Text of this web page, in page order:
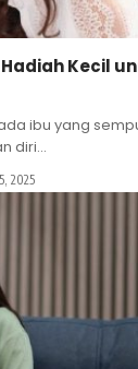
Kecil
ada ibu yang
diri…
2025